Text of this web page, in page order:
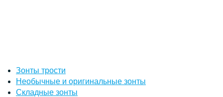
Зонты трости
Необычные и оригинальные зонты
Складные зонты